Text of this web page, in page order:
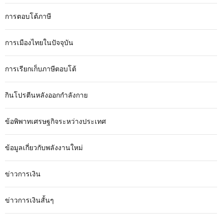
การตอบโต้ภาษี
การเมืองไทยในปัจจุบัน
การเรียกเก็บภาษีตอบโต้
กินโปรตีนหลังออกกำลังกาย
ข้อพิพาทเศรษฐกิจระหว่างประเทศ
ข้อมูลเกี่ยวกับพลังงานใหม่
ข่าวการเงิน
ข่าวการเงินสั้นๆ